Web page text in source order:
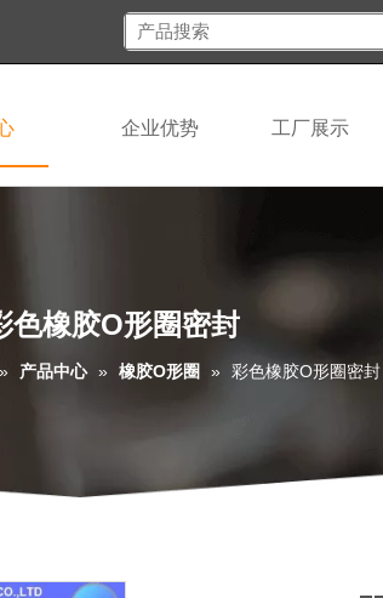
企业优势 工厂展示
色橡胶O形圈密封
» 产品中心 » 橡胶O形圈 » 彩色橡胶O形圈密封